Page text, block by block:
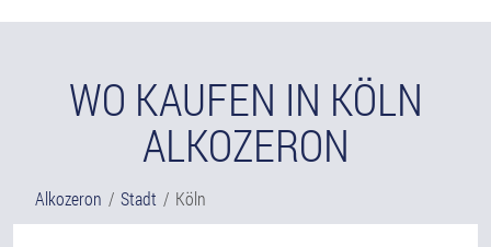
WO KAUFEN IN KÖLN
ALKOZERON
Alkozeron Stadt Köln